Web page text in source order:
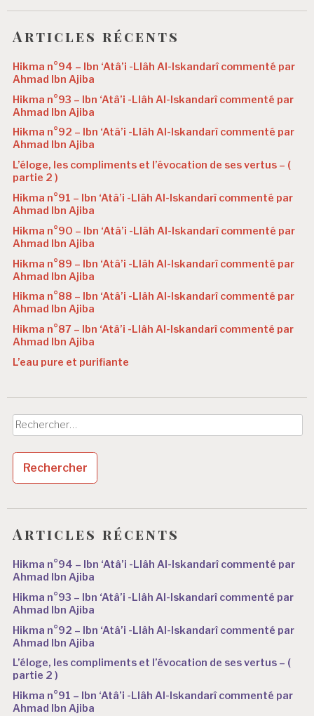
Articles récents
Hikma n°94 – Ibn ‘Atâ’i -Llâh Al-Iskandarî commenté par
Ahmad Ibn Ajiba
Hikma n°93 – Ibn ‘Atâ’i -Llâh Al-Iskandarî commenté par
Ahmad Ibn Ajiba
Hikma n°92 – Ibn ‘Atâ’i -Llâh Al-Iskandarî commenté par
Ahmad Ibn Ajiba
L’éloge, les compliments et l’évocation de ses vertus – (
partie 2 )
Hikma n°91 – Ibn ‘Atâ’i -Llâh Al-Iskandarî commenté par
Ahmad Ibn Ajiba
Hikma n°90 – Ibn ‘Atâ’i -Llâh Al-Iskandarî commenté par
Ahmad Ibn Ajiba
Hikma n°89 – Ibn ‘Atâ’i -Llâh Al-Iskandarî commenté par
Ahmad Ibn Ajiba
Hikma n°88 – Ibn ‘Atâ’i -Llâh Al-Iskandarî commenté par
Ahmad Ibn Ajiba
Hikma n°87 – Ibn ‘Atâ’i -Llâh Al-Iskandarî commenté par
Ahmad Ibn Ajiba
L’eau pure et purifiante
Rechercher :
Articles récents
Hikma n°94 – Ibn ‘Atâ’i -Llâh Al-Iskandarî commenté par
Ahmad Ibn Ajiba
Hikma n°93 – Ibn ‘Atâ’i -Llâh Al-Iskandarî commenté par
Ahmad Ibn Ajiba
Hikma n°92 – Ibn ‘Atâ’i -Llâh Al-Iskandarî commenté par
Ahmad Ibn Ajiba
L’éloge, les compliments et l’évocation de ses vertus – (
partie 2 )
Hikma n°91 – Ibn ‘Atâ’i -Llâh Al-Iskandarî commenté par
Ahmad Ibn Ajiba